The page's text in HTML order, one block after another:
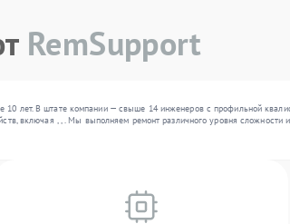
RemSupport
лет. В штате компании — свыше 14 инженеров с профильной
включая , , . Мы выполняем ремонт различного уровня сложности